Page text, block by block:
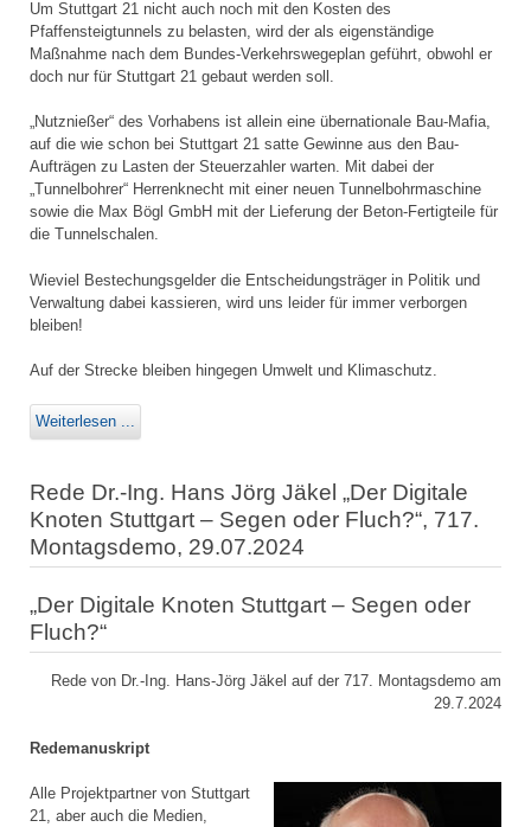
Um Stuttgart 21 nicht auch noch mit den Kosten des
Pfaffensteigtunnels zu belasten, wird der als eigenständige
Maßnahme nach dem Bundes-Verkehrswegeplan geführt, obwohl er
doch nur für Stuttgart 21 gebaut werden soll.
„Nutznießer“ des Vorhabens ist allein eine übernationale Bau-Mafia,
auf die wie schon bei Stuttgart 21 satte Gewinne aus den Bau-
Aufträgen zu Lasten der Steuerzahler warten. Mit dabei der
„Tunnelbohrer“ Herrenknecht mit einer neuen Tunnelbohrmaschine
sowie die Max Bögl GmbH mit der Lieferung der Beton-Fertigteile für
die Tunnelschalen.
Wieviel Bestechungsgelder die Entscheidungsträger in Politik und
Verwaltung dabei kassieren, wird uns leider für immer verborgen
bleiben!
Auf der Strecke bleiben hingegen Umwelt und Klimaschutz.
Weiterlesen ...
Rede Dr.-Ing. Hans Jörg Jäkel „Der Digitale
Knoten Stuttgart – Segen oder Fluch?“, 717.
Montagsdemo, 29.07.2024
„Der Digitale Knoten Stuttgart – Segen oder
Fluch?“
Rede von Dr.-Ing. Hans-Jörg Jäkel auf der 717. Montagsdemo am
29.7.2024
Redemanuskript
Alle Projektpartner von Stuttgart
21, aber auch die Medien,